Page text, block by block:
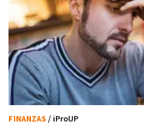
FINANZAS / iProUP